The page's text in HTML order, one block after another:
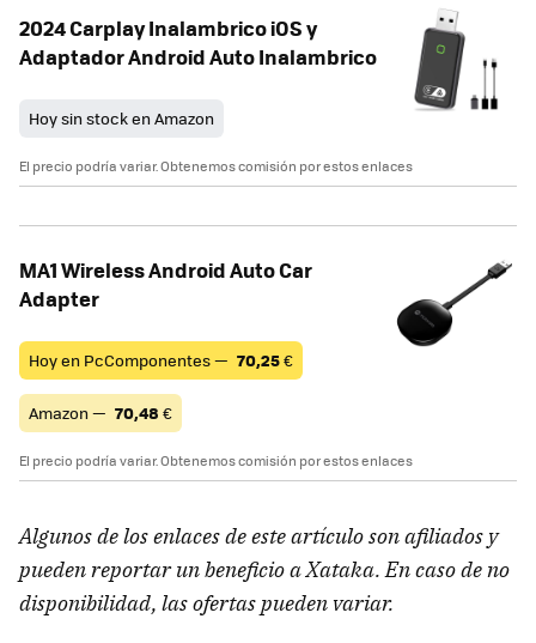
2024 Carplay Inalambrico iOS y
Adaptador Android Auto Inalambrico
Hoy sin stock en Amazon
El precio podría variar. Obtenemos comisión por estos enlaces
MA1 Wireless Android Auto Car
Adapter
Hoy en PcComponentes — 70,25€
Amazon — 70,48 €
El precio podría variar. Obtenemos comisión por estos enlaces
Algunos de los enlaces de este artículo son afiliados y
pueden reportar un beneficio a Xataka. En caso de no
disponibilidad, las ofertas pueden variar.